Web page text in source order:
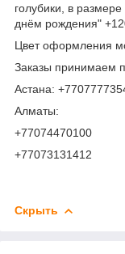
голубики, в
днём рождения"
Цвет оформления
Заказы принимаем
Астана:
Алматы:
+77074470100
+77073131412
Скрыть